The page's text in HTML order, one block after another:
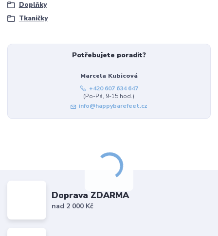
Doplňky
Tkaničky
Potřebujete poradit?
Marcela Kubicová
+420 607 634 647
(Po-Pá, 9-15 hod.)
info@happybarefeet.cz
Doprava ZDARMA
nad 2 000 Kč